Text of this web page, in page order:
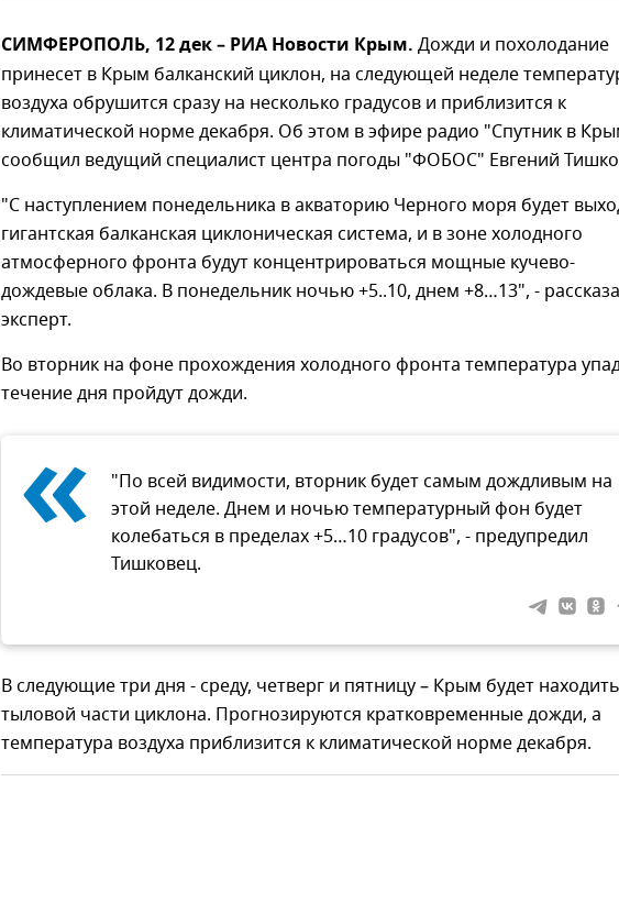
СИМФЕРОПОЛЬ, 12 дек – РИА Новости Крым. Дожди и похолодание
принесет в Крым балканский циклон, на следующей неделе
воздуха обрушится сразу на несколько градусов и приблизится к
климатической норме декабря. Об этом в эфире радио "Спутник в
сообщил ведущий специалист центра погоды "ФОБОС" Евгений
"С наступлением понедельника в акваторию Черного моря будет
гигантская балканская циклоническая система, и в зоне холодного
атмосферного фронта будут концентрироваться мощные кучево-
дождевые облака. В понедельник ночью +5..10, днем +8…13", -
эксперт.
Во вторник на фоне прохождения холодного фронта температура
течение дня пройдут дожди.
«
"По всей видимости, вторник будет самым дождливым на
этой неделе. Днем и ночью температурный фон будет
колебаться в пределах +5…10 градусов", - предупредил
Тишковец.
В следующие три дня - среду, четверг и пятницу – Крым будет
тыловой части циклона. Прогнозируются кратковременные дожди, а
температура воздуха приблизится к климатической норме декабря.